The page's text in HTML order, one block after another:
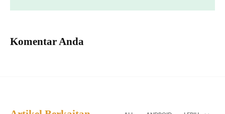
Komentar Anda